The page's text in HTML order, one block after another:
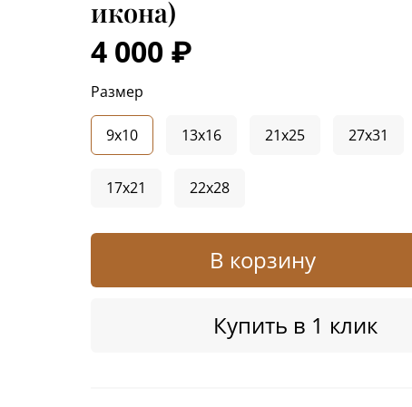
икона)
4 000 ₽
В корзину
Купить в 1 клик
Размер
9x10 13x16 21x25 27x31
17x21 22x28